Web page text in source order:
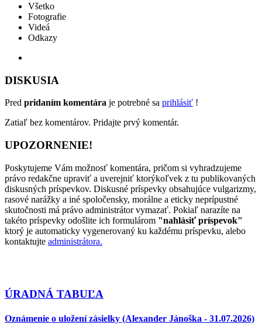
Všetko
Fotografie
Videá
Odkazy
DISKUSIA
Pred pridaním komentára je potrebné sa prihlásiť !
Zatiaľ bez komentárov. Pridajte prvý komentár.
UPOZORNENIE!
Poskytujeme Vám možnosť komentára, pričom si vyhradzujeme
právo redakčne upraviť a uverejniť ktorýkoľvek z tu publikovaných
diskusných príspevkov. Diskusné príspevky obsahujúce vulgarizmy,
rasové narážky a iné spoločensky, morálne a eticky neprípustné
skutočnosti má právo administrátor vymazať. Pokiaľ narazíte na
takéto príspevky odošlite ich formulárom "nahlásiť príspevok"
ktorý je automaticky vygenerovaný ku každému príspevku, alebo
kontaktujte administrátora.
ÚRADNÁ TABUĽA
Oznámenie o uložení zásielky (Alexander Jánoška - 31.07.2026)